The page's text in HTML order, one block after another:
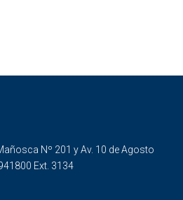
Nº 201 y Av. 10 de Agosto
Ext. 3134